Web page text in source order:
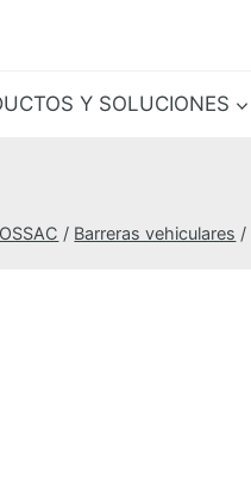
Y SOLUCIONES
/ Barreras vehiculares /